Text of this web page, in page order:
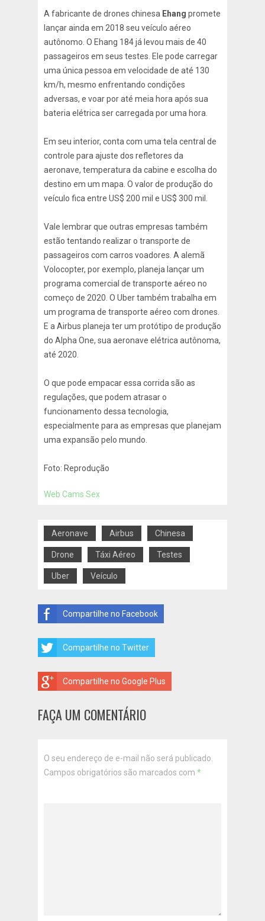
A fabricante de drones chinesa Ehang promete
lançar ainda em 2018 seu veículo aéreo
autônomo. O Ehang 184já levou mais de 40
passageiros em seus testes. Ele pode carregar
uma única pessoa em velocidade de até 130
km/h, mesmo enfrentando condições
adversas, e voar por até meia hora após sua
bateria elétrica ser carregada por uma hora.
Em seu interior, conta com uma tela central de
controle para ajuste dos refletores da
aeronave, temperatura da cabine e escolha do
destino em um mapa. O valor de produção do
veículo fica entre US$ 200 mil e US$ 300 mil.
Vale lembrar que outras empresas também
estão tentando realizar o transporte de
passageiros com carros voadores. A alemã
Volocopter, por exemplo, planeja lançar um
programa comercial de transporte aéreo no
começo de 2020. O Uber também trabalha em
um programa de transporte aéreo com drones.
E a Airbus planeja ter um protótipo de produção
do Alpha One, sua aeronave elétrica autônoma,
até 2020.
O que pode empacar essa corrida são as
regulações, que podem atrasar o
funcionamento dessa tecnologia,
especialmente para as empresas que planejam
uma expansão pelo mundo.
Foto: Reprodução
Web Cams Sex
Aeronave Airbus Chinesa
Drone Táxi Aéreo Testes
Uber Veículo
Compartilhe no Facebook
Compartilhe no Twitter
Compartilhe no Google Plus
FAÇA UM COMENTÁRIO
O seu endereço de e-mail não será publicado.
Campos obrigatórios são marcados com *